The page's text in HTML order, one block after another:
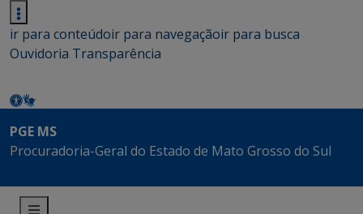
ir para conteúdoir para navegaçãoir para busca
Ouvidoria Transparência
PGE MS
Procuradoria-Geral do Estado de Mato Grosso do Sul